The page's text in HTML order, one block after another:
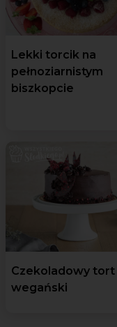
Lekki torcik na
pełnoziarnistym
biszkopcie
Czekoladowy tort
wegański